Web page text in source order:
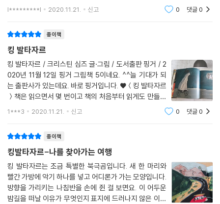
그 시간동안의 선택과 결정, 과정의 모습을 뜻하는 것일지도 모릅니다. 처
음 환경운동가들에게서 주어진 것은 자유가 아닌, 자유로울 수 있는 기회
였던 것이죠. 그림책속 발타자르처럼 우리도 수많은 길을 선택하고, 결정
하며 자신의 자리를 찾아 살아가고 있습니다. 진정 자유롭고 편안할 수 있
는, 마음속 그리움의 자리가 존재하는, 이 세상 어딘가를 찾아서요.
자연을 담아낸 아름다운 색채, 간결한 글에 담긴 삶의 서사.
놀랍도록 아름다운 색채와 구성력 가득한 드로잉으로 완성한 그림책 킹 발
타자르는, 크리스틴 심즈의 첫 번째 그림책입니다. 과슈, 수채화, 잉크, 크
래용으로 화면을 가득 채운 대자연의 풍경은, 독자를 압도하고 있습니다.
작가는 자유의 길을 걷기 시작하는 서커스 곰 발타자르를 통해, 섬세하고
간결한 글로, 존재와 정체성의 이야기를 깊고 잔잔하게 전달하고 있습니
다.
타자르는 바이올린을 연주하는 세계 최고의 북극곰이에
l*********l 2020.11.21. 신고 0 댓글0
종이책
킹 발타자르
킹 발타자르 / 크리스틴 심즈 글·그림 / 도서출판 핑거 / 2
020년 11월 12일 핑거 그림책 5이네요. ^^늘 기대가 되
는 출판사가 있는데요. 바로 핑거입니다. ♥＜킹 발타자르
＞책은 읽으면서 몇 번이고 책의 처음부터 읽게도 만들었
다가 오랜 시간 한곳에서 머물게도 했는데요.결국 제 자신
1***3 2020.11.21. 신고 0 댓글0
종이책
킹발타자르-나를 찾아가는 여행
킹 발타자르는 조금 특별한 북극곰입니다. 새 한 마리와
빨간 가방에 악기 하나를 넣고 어디론가 가는 모양입니다.
방향을 가리키는 나침반을 손에 쥔 걸 보면요. 이 어두운
밤길을 떠날 이유가 무엇인지 표지에 드러나지 않은 이야